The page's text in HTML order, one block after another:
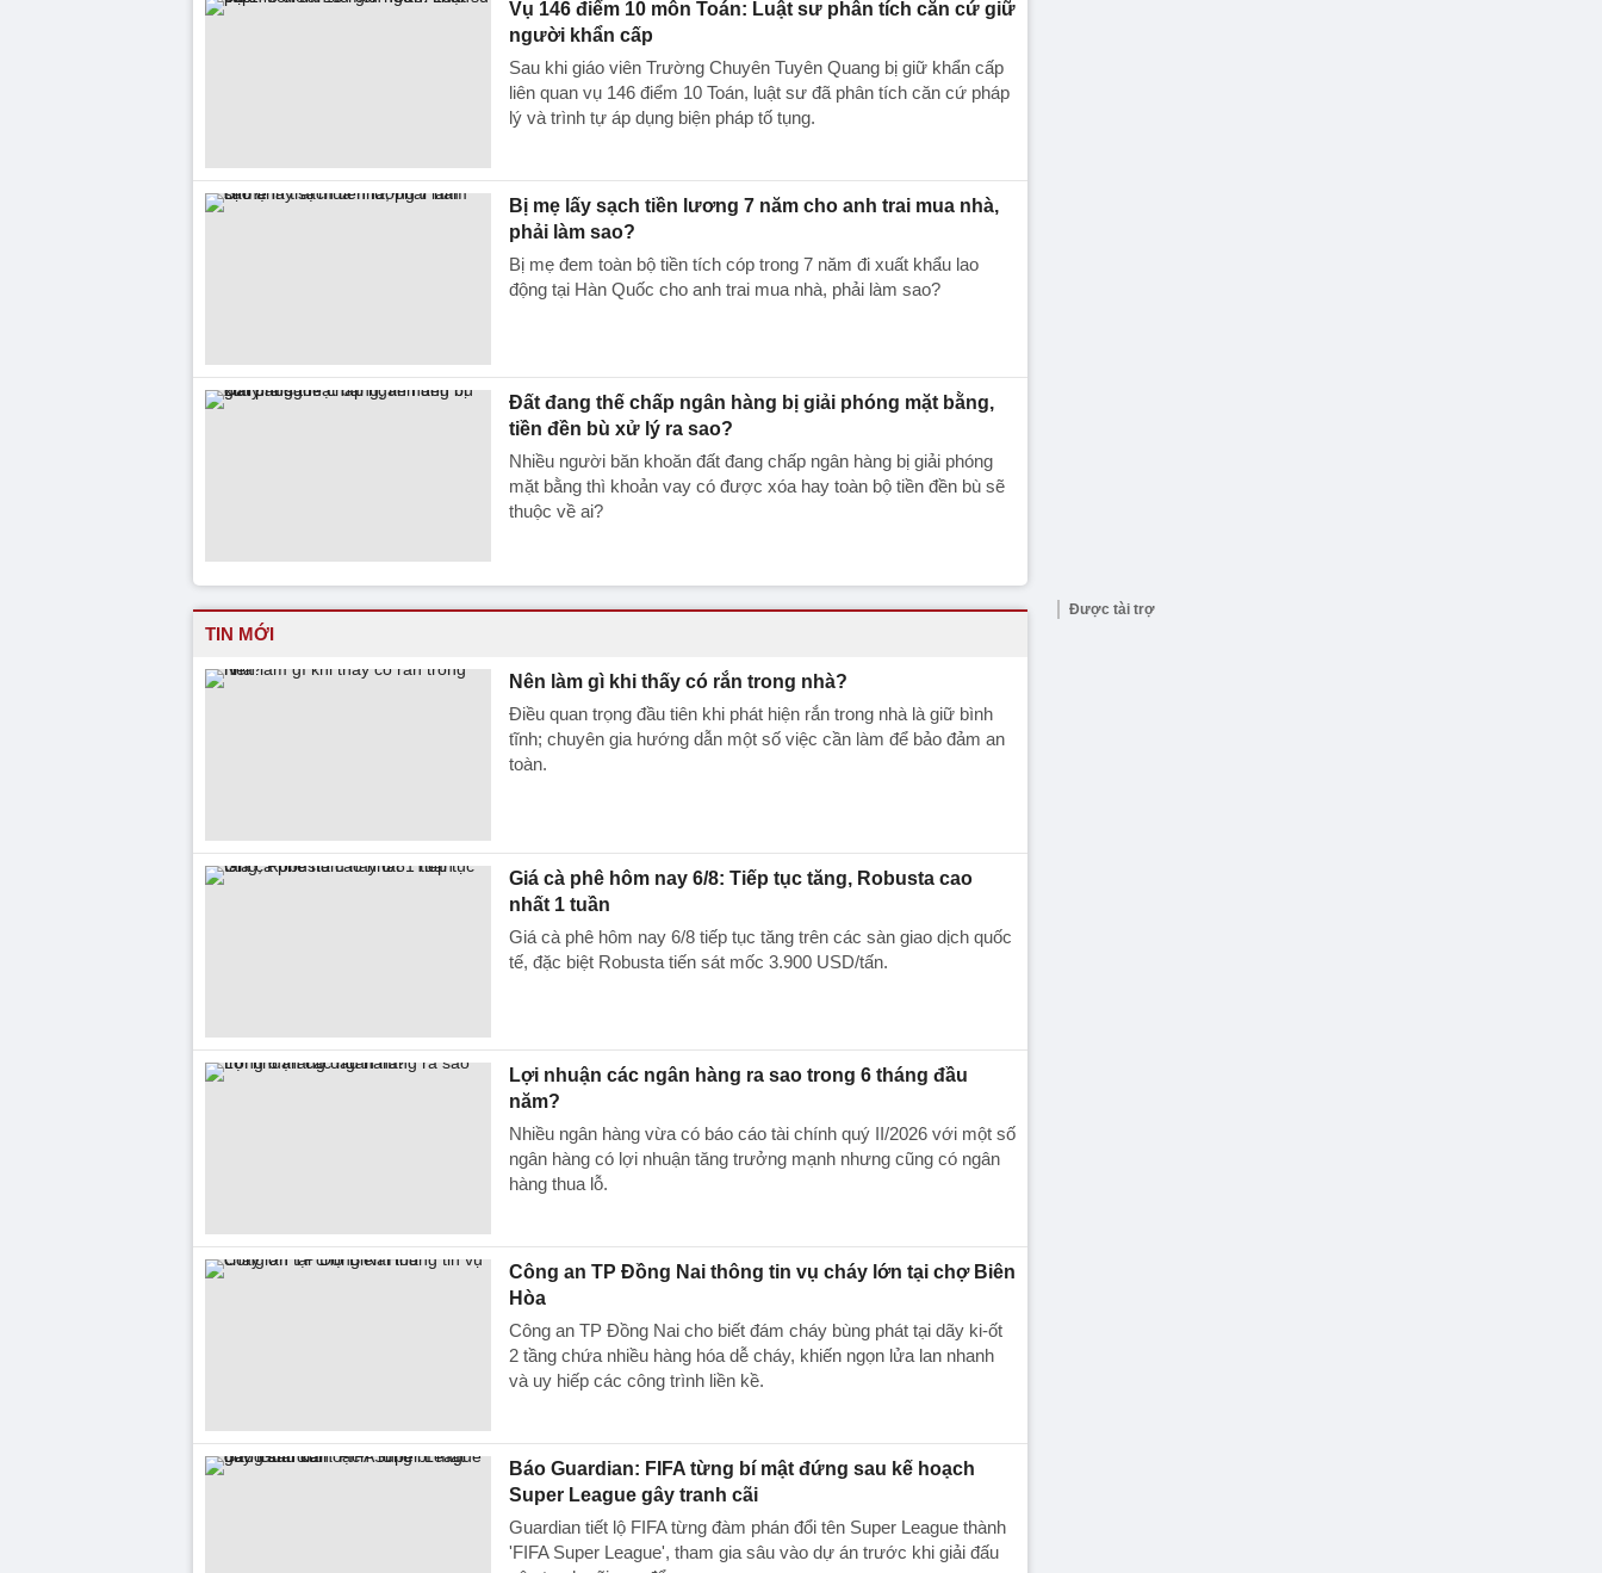
Vụ 146 điểm 10 môn Toán: Luật sư phân tích căn cứ giữ
người khẩn cấp
Sau khi giáo viên Trường Chuyên Tuyên Quang bị giữ khẩn cấp
liên quan vụ 146 điểm 10 Toán, luật sư đã phân tích căn cứ pháp
lý và trình tự áp dụng biện pháp tố tụng.
Bị mẹ lấy sạch tiền lương 7 năm cho anh trai mua nhà,
phải làm sao?
Bị mẹ đem toàn bộ tiền tích cóp trong 7 năm đi xuất khẩu lao
động tại Hàn Quốc cho anh trai mua nhà, phải làm sao?
Đất đang thế chấp ngân hàng bị giải phóng mặt bằng,
tiền đền bù xử lý ra sao?
Nhiều người băn khoăn đất đang chấp ngân hàng bị giải phóng
mặt bằng thì khoản vay có được xóa hay toàn bộ tiền đền bù sẽ
thuộc về ai?
TIN MỚI
Nên làm gì khi thấy có rắn trong nhà?
Điều quan trọng đầu tiên khi phát hiện rắn trong nhà là giữ bình
tĩnh; chuyên gia hướng dẫn một số việc cần làm để bảo đảm an
toàn.
Giá cà phê hôm nay 6/8: Tiếp tục tăng, Robusta cao
nhất 1 tuần
Giá cà phê hôm nay 6/8 tiếp tục tăng trên các sàn giao dịch quốc
tế, đặc biệt Robusta tiến sát mốc 3.900 USD/tấn.
Lợi nhuận các ngân hàng ra sao trong 6 tháng đầu
năm?
Nhiều ngân hàng vừa có báo cáo tài chính quý II/2026 với một số
ngân hàng có lợi nhuận tăng trưởng mạnh nhưng cũng có ngân
hàng thua lỗ.
Công an TP Đồng Nai thông tin vụ cháy lớn tại chợ Biên
Hòa
Công an TP Đồng Nai cho biết đám cháy bùng phát tại dãy ki-ốt
2 tầng chứa nhiều hàng hóa dễ cháy, khiến ngọn lửa lan nhanh
và uy hiếp các công trình liền kề.
Báo Guardian: FIFA từng bí mật đứng sau kế hoạch
Super League gây tranh cãi
Guardian tiết lộ FIFA từng đàm phán đổi tên Super League thành
'FIFA Super League', tham gia sâu vào dự án trước khi giải đấu
Được tài trợ